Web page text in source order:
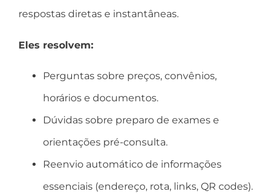
respostas diretas e instantâneas.
Eles resolvem:
Perguntas sobre preços, convênios,
horários e documentos.
Dúvidas sobre preparo de exames e
orientações pré-consulta.
Reenvio automático de informações
essenciais (endereço, rota, links, QR codes).